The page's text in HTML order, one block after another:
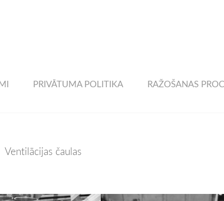
PRIVĀTUMA POLITIKA RAŽOŠANAS
Ventilācijas čaulas